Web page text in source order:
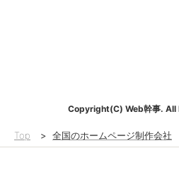
Copyright(C) Web幹事. All
Top > 全国のホームページ制作会社